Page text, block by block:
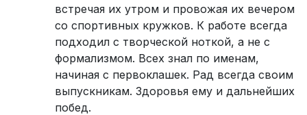
встречая их утром и провожая их вечером
со спортивных кружков. К работе всегда
подходил с творческой ноткой, а не с
формализмом. Всех знал по именам,
начиная с первоклашек. Рад всегда своим
выпускникам. Здоровья ему и дальнейших
побед.